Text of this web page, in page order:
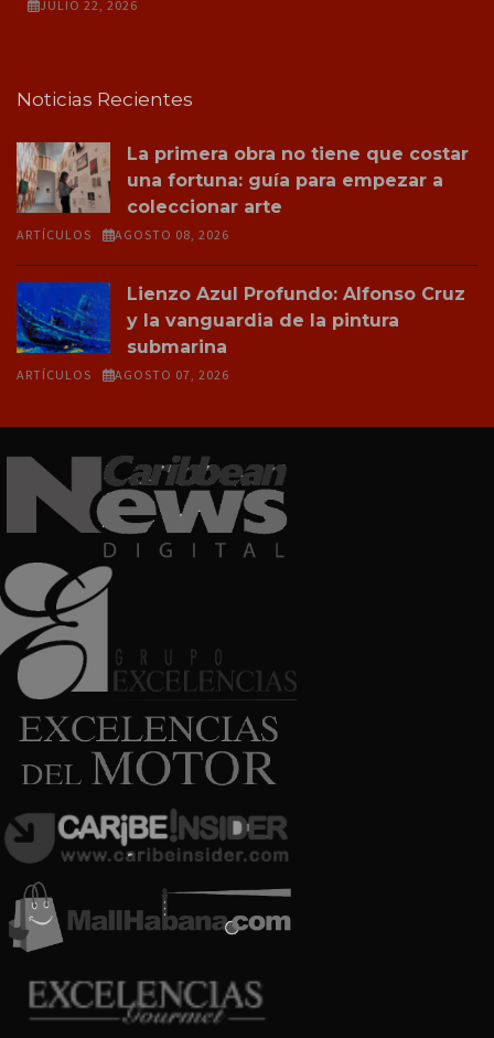
JULIO 22, 2026
Noticias Recientes
La primera obra no tiene que costar
una fortuna: guía para empezar a
coleccionar arte
ARTÍCULOS AGOSTO 08, 2026
Lienzo Azul Profundo: Alfonso Cruz
y la vanguardia de la pintura
submarina
ARTÍCULOS AGOSTO 07, 2026